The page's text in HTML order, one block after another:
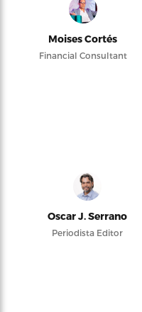
Moises Cortés
Financial Consultant
Oscar J. Serrano
Periodista Editor